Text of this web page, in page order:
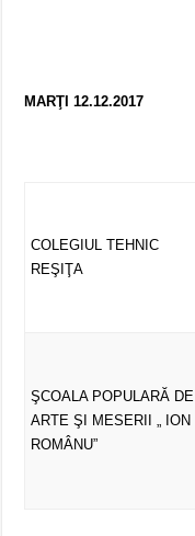
MARŢI 12.12.2017
COLEGIUL TEHNIC
REŞIŢA
ŞCOALA POPULARĂ DE
ARTE ŞI MESERII „ ION
ROMÂNU”